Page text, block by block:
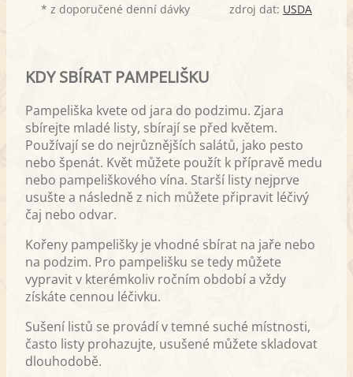
* z doporučené denní dávky zdroj dat: USDA
KDY SBÍRAT PAMPELIŠKU
Pampeliška kvete od jara do podzimu. Zjara
sbírejte mladé listy, sbírají se před květem.
Používají se do nejrůznějších salátů, jako pesto
nebo špenát. Květ můžete použít k přípravě medu
nebo pampeliškového vína. Starší listy nejprve
usušte a následně z nich můžete připravit léčivý
čaj nebo odvar.
Kořeny pampelišky je vhodné sbírat na jaře nebo
na podzim. Pro pampelišku se tedy můžete
vypravit v kterémkoliv ročním období a vždy
získáte cennou léčivku.
Sušení listů se provádí v temné suché místnosti,
často listy prohazujte, usušené můžete skladovat
dlouhodobě.